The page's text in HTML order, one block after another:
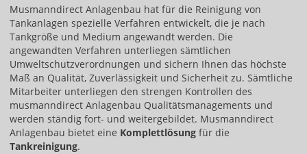
Musmanndirect Anlagenbau hat für die Reinigung von
Tankanlagen spezielle Verfahren entwickelt, die je nach
Tankgröße und Medium angewandt werden. Die
angewandten Verfahren unterliegen sämtlichen
Umweltschutzverordnungen und sichern Ihnen das höchste
Maß an Qualität, Zuverlässigkeit und Sicherheit zu. Sämtliche
Mitarbeiter unterliegen den strengen Kontrollen des
musmanndirect Anlagenbau Qualitätsmanagements und
werden ständig fort- und weitergebildet. Musmanndirect
Anlagenbau bietet eine Komplettlösung für die
Tankreinigung.